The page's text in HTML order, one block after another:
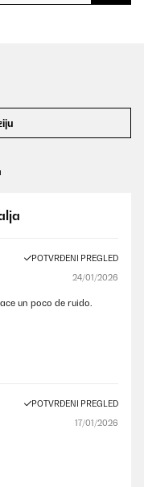
POTVRĐENI PREGLED
24/01/2026
un poco de ruido.
POTVRĐENI PREGLED
17/01/2026